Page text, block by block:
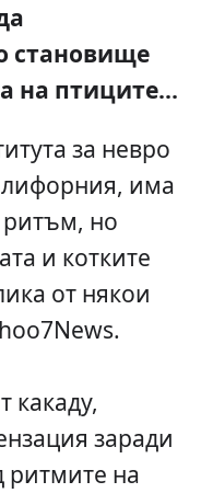
становище
на птиците…
за невро
има
ритъм, но
и котките
от някои
какаду,
заради
ритмите на